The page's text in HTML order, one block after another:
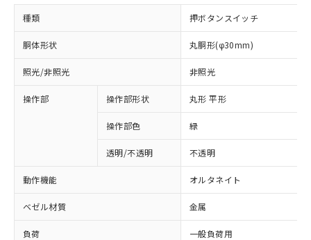
種類 押ボタンスイッチ
胴体形状 丸胴形(φ30mm)
照光/非照光 非照光
操作部 操作部形状 丸形 平形
操作部色 緑
透明/不透明 不透明
動作機能 オルタネイト
ベゼル材質 金属
負荷 一般負荷用